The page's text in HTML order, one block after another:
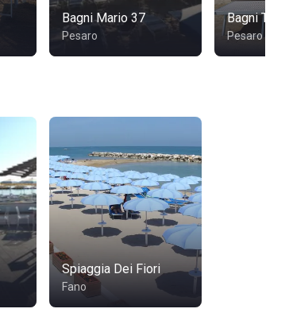
Bagni Mario 37
Pesaro
Bagni Tino 5
Pesaro
Spiaggia Dei Fiori
Fano